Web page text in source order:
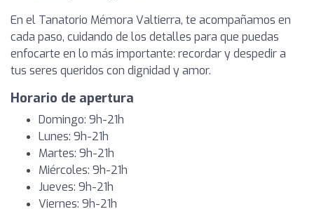
En el Tanatorio Mémora Valtierra, te acompañamos en
cada paso, cuidando de los detalles para que puedas
enfocarte en lo más importante: recordar y despedir a
tus seres queridos con dignidad y amor.
Horario de apertura
Domingo: 9h-21h
Lunes: 9h-21h
Martes: 9h-21h
Miércoles: 9h-21h
Jueves: 9h-21h
Viernes: 9h-21h